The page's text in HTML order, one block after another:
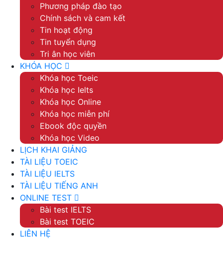
Phương pháp đào tạo
Chính sách và cam kết
Tin hoạt động
Tin tuyển dụng
Tri ân học viên
KHÓA HỌC
Khóa học Toeic
Khóa học Ielts
Khóa học Online
Khóa học miễn phí
Ebook độc quyền
Khóa học Video
LỊCH KHAI GIẢNG
TÀI LIỆU TOEIC
TÀI LIỆU IELTS
TÀI LIỆU TIẾNG ANH
ONLINE TEST
Bài test IELTS
Bài test TOEIC
LIÊN HỆ